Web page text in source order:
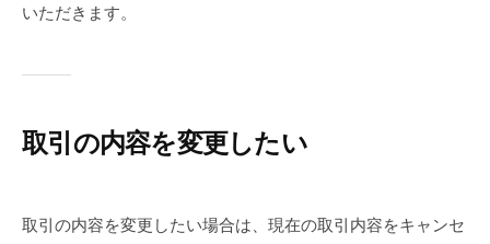
いただきます。
取引の内容を変更したい
取引の内容を変更したい場合は、現在の取引内容をキャンセ